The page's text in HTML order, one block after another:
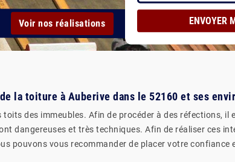
Voir nos réalisations
la toiture à Auberive dans le 52160 et ses
des immeubles. Afin de procéder à des réfections, il
dangereuses et très techniques. Afin de réaliser ces
pouvons vous recommander de placer votre confiance